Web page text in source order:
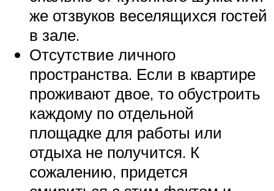
же отзвуков веселящихся гостей
в зале.
Отсутствие личного
пространства. Если в квартире
проживают двое, то обустроить
каждому по отдельной
площадке для работы или
отдыха не получится. К
сожалению, придется